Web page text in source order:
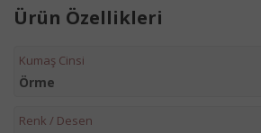
Ürün Özellikleri
Kumaş Cinsi
Örme
Renk / Desen